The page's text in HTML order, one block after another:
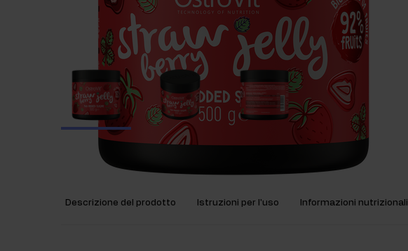
Descrizione del prodotto Istruzioni per l'uso Informazioni nutrizionali